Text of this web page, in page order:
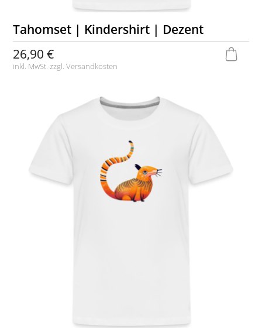
Tahomset | Kindershirt | Dezent
26,90 €
inkl. MwSt. zzgl.Versandkosten